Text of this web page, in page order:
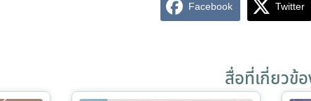
Facebook Twitter
สื่อที่เกี่ยวข้